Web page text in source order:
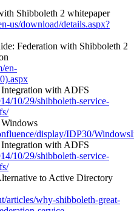
Shibboleth 2 whitepaper
us/download/details.aspx?
Federation with Shibboleth 2
en-
with ADFS
10/29/shibboleth-service-
display/IDP30/
with ADFS
10/29/shibboleth-service-
to Active Directory
articles/why-shibboleth-great-